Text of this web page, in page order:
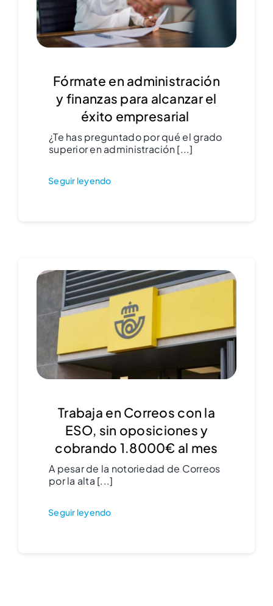
Fórmate en administración
y finanzas para alcanzar el
éxito empresarial
¿Te has preguntado por qué el grado
superior en administración [...]
Seguir leyendo
Trabaja en Correos con la
ESO, sin oposiciones y
cobrando 1.8000€ al mes
A pesar de la notoriedad de Correos
por la alta [...]
Seguir leyendo